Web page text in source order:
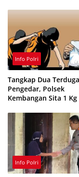
Info Polri
Tangkap Dua Terduga
Pengedar, Polsek
Kembangan Sita 1 Kg
Ribu Butir Obat Keras
Info Polri